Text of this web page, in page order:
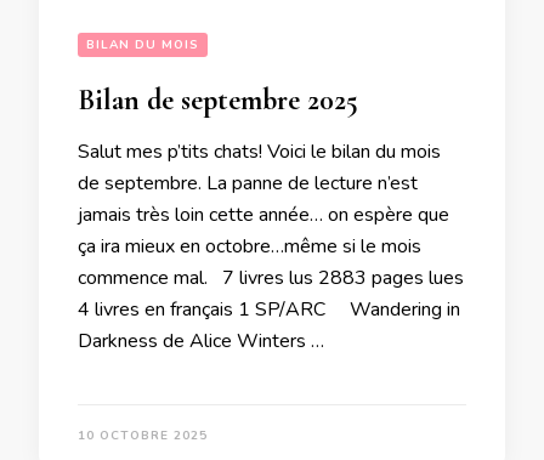
BILAN DU MOIS
Bilan de septembre 2025
Salut mes p’tits chats! Voici le bilan du mois
de septembre. La panne de lecture n’est
jamais très loin cette année… on espère que
ça ira mieux en octobre…même si le mois
commence mal. 7 livres lus 2883 pages lues
4 livres en français 1 SP/ARC Wandering in
Darkness de Alice Winters …
10 OCTOBRE 2025